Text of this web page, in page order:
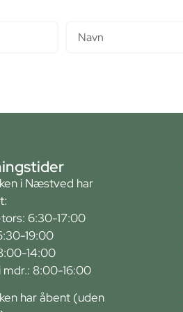
i Næstved har
6:30-17:00
19:00
14:00
mdr.: 8:00-16:00
har åbent (uden